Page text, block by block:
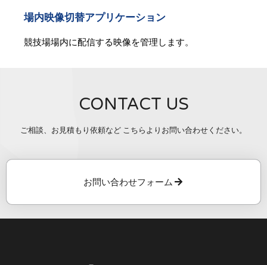
場内映像切替アプリケーション
競技場場内に配信する映像を管理します。
CONTACT US
ご相談、お見積もり依頼など こちらよりお問い合わせください。
お問い合わせフォーム